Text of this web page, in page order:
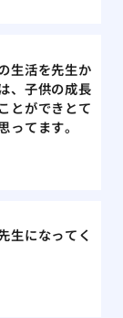
生活を先生か
、子供の成長
とができとて
ってます。
生になってく